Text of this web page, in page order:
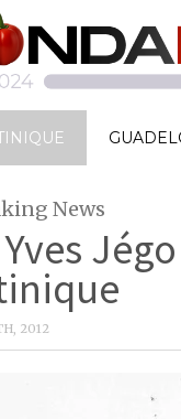
News
2012